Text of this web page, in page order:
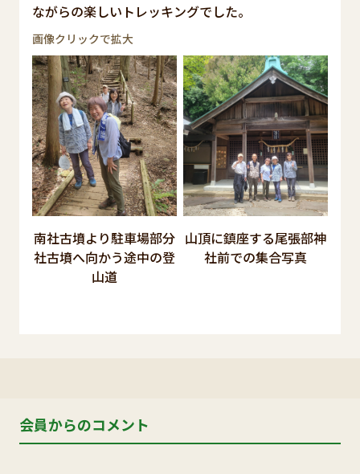
ながらの楽しいトレッキングでした。
画像クリックで拡大
南社古墳より駐車場部分
社古墳へ向かう途中の登
山道
山頂に鎮座する尾張部神
社前での集合写真
会員からのコメント